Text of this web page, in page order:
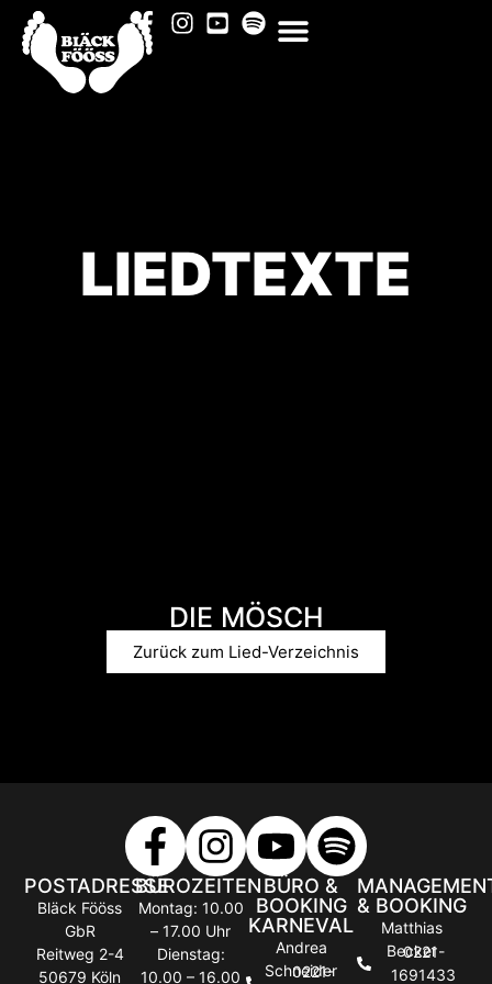
LIEDTEXTE
DIE MÖSCH
Zurück zum Lied-Verzeichnis
POSTADRESSE
Bläck Fööss
GbR
Reitweg 2-4
50679 Köln
BÜROZEITEN
Montag: 10.00
– 17.00 Uhr
Dienstag:
10.00 – 16.00
BÜRO &
BOOKING
KARNEVAL
Andrea
Schneider
0221-
& BOOKING
Matthias
Becker
0221-
1691433